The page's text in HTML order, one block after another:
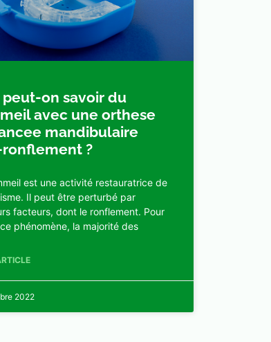
peut-on savoir du
avec une orthese
mandibulaire
?
est une activité restauratrice de
Il peut être perturbé par
facteurs, dont le ronflement. Pour
phénomène, la majorité des
2022